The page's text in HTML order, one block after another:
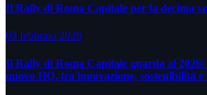
Il Rally di Roma Capitale per la decima
03 febbraio 2026
Il Rally di Roma Capitale guarda al
nuovo HQ, tra innovazione, sostenibilità